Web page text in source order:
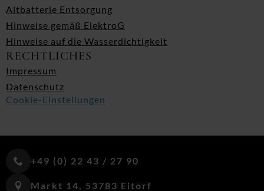
Altbatterie Entsorgung
Hinweise gemäß ElektroG
Hinweise auf die Wasserdichtigkeit
RECHTLICHES
Impressum
Datenschutz
Cookie-Einstellungen
+49 (0) 22 43 / 27 90
Markt 14, 53783 Eitorf